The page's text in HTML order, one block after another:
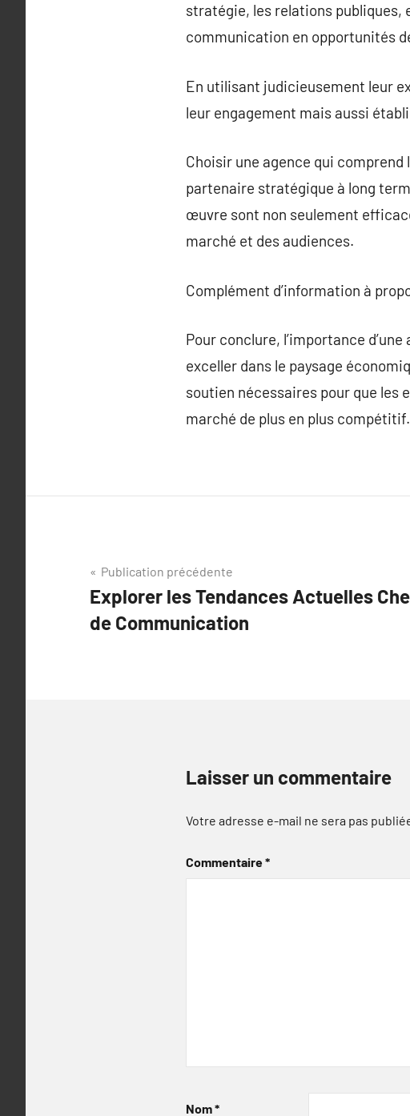
stratégie, les relations publiques,
communication en opportunités
En utilisant judicieusement leur
leur engagement mais aussi
Choisir une agence qui
partenaire stratégique à long
œuvre sont non seulement
marché et des audiences.
Complément d’information à
Pour conclure, l’importance
exceller dans le paysage
soutien nécessaires pour que les
marché de plus en plus compétitif.
Navigation
de
l’article
Publication précédente
Explorer les Tendances Actuelles
de Communication
Laisser un commentaire
Votre adresse e-mail ne sera pas
Commentaire*
Nom*